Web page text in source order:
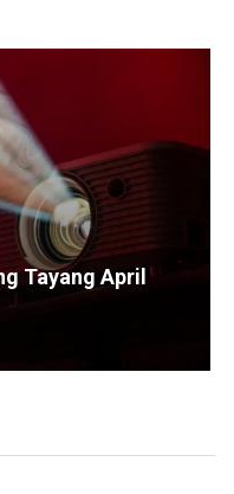
Tayang April